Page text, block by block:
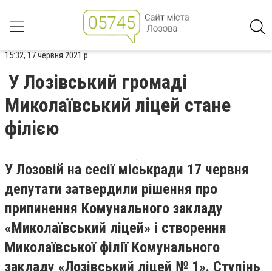
15:32, 17 червня 2021 р.
У Лозівський громаді
Миколаївський ліцей стане
філією
У Лозовій на сесії міськради 17 червня
депутати затвердили рішення про
припинення Комунального закладу
«Миколаївський ліцей» і створення
Миколаївської філії Комунального
закладу «Лозівський ліцей № 1». Ступінь